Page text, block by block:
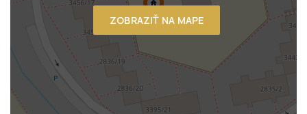
ZOBRAZIŤ NA MAPE